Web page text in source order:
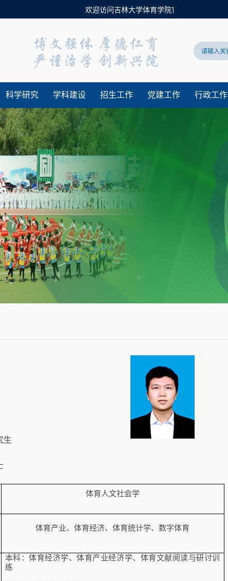
欢迎访问吉林大学体育学院官方网站！
科学研究 学科建设 招生工作 党建工作 行政工作
生
体育人文社会学
体育产业、体育经济、体育统计学、数字体育
本科：体育经济学、体育产业经济学、体育文献阅读与研讨训
练